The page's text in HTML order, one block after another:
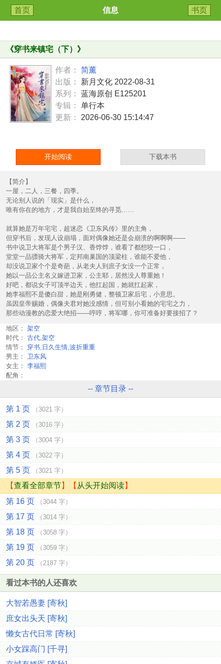
首页 信息 书页
《穿书来镇宅（下） 》
作者：
简薰
出版：
新月文化 2022-08-31
系列：
蓝海原创 E125201
专辑：
单行本
更新：
2026-06-30 15:14:47
开始阅读 下载本书
【简介】
一屋，二人，三餐，四季。
无论别人说的「现实」是什么，
唯有你在的地方，才是我自始至终的寻觅……
就算她是万年宅宅，超迷恋《卫东风传》里的主角，
但穿书后，发现人设崩塌，面对偶像她还是会崩溃的啊啊啊——
书中说卫大将军是个男子汉、香饽饽，谁看了都想咬一口，
堂堂一品骠骑大将军，定邦南巢国的顶梁柱，谁能不爱他，
却没说卫家个个是奇葩，从老夫人到庶子女没一个正常，
她以一品公主名义嫁进卫家，公主耶，居然没人尊重她！
好吧，都说女子可顶半边天，他扛起国，她就扛起家，
她李福熙不是傻白甜，她是刚勇健，整顿卫家后宅，小意思。
虽因皇帝赐婚，偶像夫君对她没感情，但可别小看她的宅宅之力，
那些动漫教的恋爱大绝招——哼哼，将军哪，你可准备好要接招了？
地区： 架空
时代： 古代,架空
情节：
穿书,日久生情,波折重重
男主： 卫东风
女主： 李福熙
配角：
-- 章节目录 --
第 1 页 （3021 字）
第 2 页 （3016 字）
第 3 页 （3004 字）
第 4 页 （3022 字）
第 5 页 （3021 字）
【查看全部章节】【 从头开始阅读】
第 16 页
（3044 字）
第 17 页 （3014 字）
第 18 页 （3058 字）
第 19 页 （3059 字）
第 20 页 （2187 字）
看过本书的人还喜欢
大智若愚妻 [寄秋]
庶女出头天 [寄秋]
懒女古代日常 [寄秋]
小女踩高门 [千寻]